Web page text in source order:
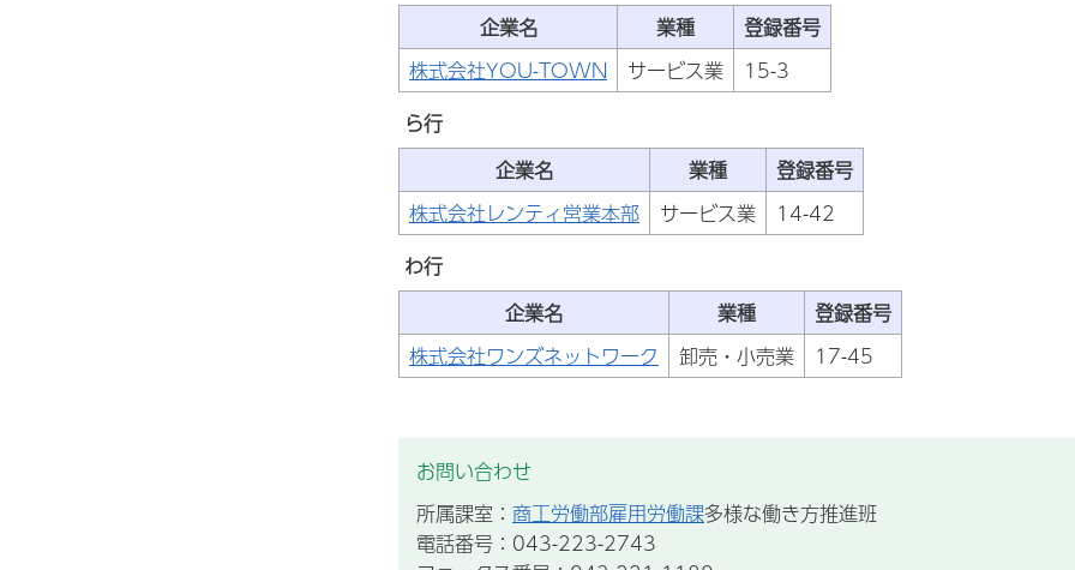
企業名
業種
登録番号
株式会社YOU-TOWN
サービス業
15-3
ら行
企業名
業種
登録番号
株式会社レンティ営業本部
サービス業
14-42
わ行
企業名
業種
登録番号
株式会社ワンズネットワーク
卸売・小売業 17-45
お問い合わせ
所属課室： 商工労働部雇用労働課多様な働き方推進班
電話番号：043-223-2743